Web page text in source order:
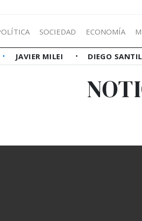
SOCIEDAD ECONOMÍA
JAVIER MILEI DIEGO